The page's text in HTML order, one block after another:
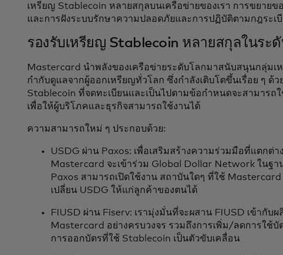
เหรียญ Stablecoin หลายสกุลบนเครือข่ายของเรา การขยายข
และการฝังระบบรักษาความปลอดภัยและการปฏิบัติตามกฎระเ
รองรับเหรียญ Stablecoin หลายสกุลในระ
Mastercard นำพลังของเครือข่ายระดับโลกมาสนับสนุนกลุ่มเ
กำกับดูแลจากผู้ออกเหรียญทั่วโลก ซึ่งกำลังเติบโตขึ้นเรื่อย ๆ ด้ว
Stablecoin ที่จดทะเบียนและเป็นไปตามข้อกำหนดจะสามารถใ
เพื่อให้ผู้บริโภคและธุรกิจสามารถใช้งานได้
ความสามารถใหม่ ๆ ประกอบด้วย:
USDG ผ่าน Paxos: เพื่อเสริมสร้างความร่วมมือที่แตกต่า
Mastercard จะเข้าร่วม Global Dollar Network ในฐ
Paxos สามารถเปิดใช้งาน สถาบันใดๆ ที่ใช้
เปลี่ยน USDG ให้แก่ลูกค้าของตนได้
FIUSD ผ่าน Fiserv: เรามุ่งมั่นที่จะผสาน FIUSD เข้ากั
Mastercard อย่างครบวงจร รวมถึงการเพิ่ม/ลดการใช้บั
การออกบัตรที่ใช้ Stablecoin เป็นตัวขับเคลื่อน